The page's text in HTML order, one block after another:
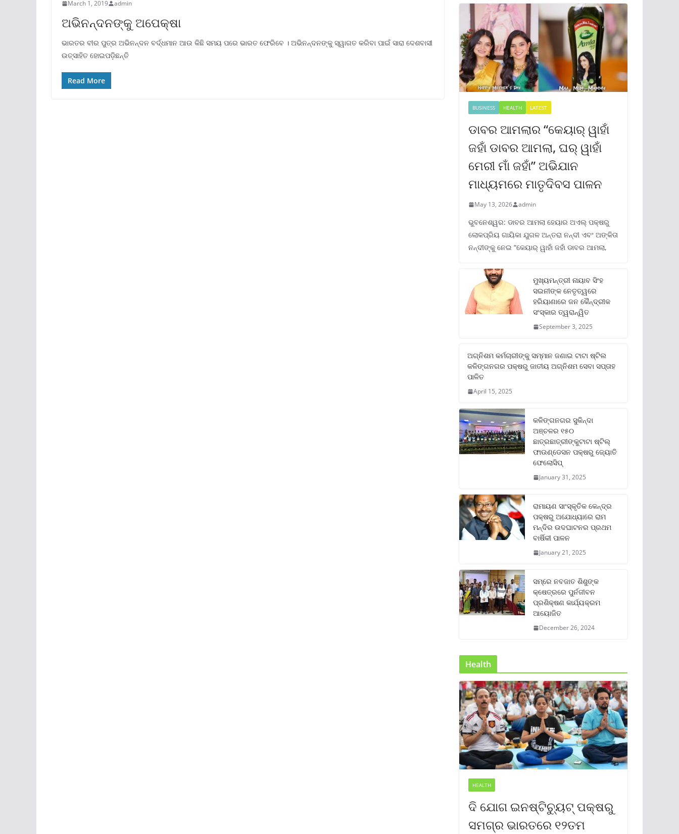
March 1, 2019 admin
ଅଭିନନ୍ଦନଙ୍କୁ ଅପେକ୍ଷା
ଭାରତର ବୀର ପୁତ୍ର ଅଭିନନ୍ଦନ ବର୍ଦ୍ଧମାନ ଆଉ କିଛି ସମୟ ପରେ ଭାରତ ଫେରିବେ । ଅଭିନନ୍ଦନଙ୍କୁ ସ୍ୱାଗତ କରିବା ପାଇଁ ସାରା ଦେଶବାସୀ
ଉତ୍ସାହିତ ହୋଇପଡ଼ିଛନ୍ତି
Read More
BUSINESS HEALTH LATEST
ଡାବର ଆମଲାର “କେୟାର୍ ୱାହାଁ
ଜହାଁ ଡାବର ଆମଲା, ଘର୍ ୱାହାଁ
ମେରୀ ମାଁ ଜହାଁ” ଅଭିଯାନ
ମାଧ୍ୟମରେ ମାତୃଦିବସ ପାଳନ
May 13, 2026 admin
ଭୁବନେଶ୍ୱର: ଡାବର ଆମଲା ହେୟାର ଅଏଲ୍ ପକ୍ଷରୁ
ଲୋକପ୍ରିୟ ଗାୟିକା ଯୁଗଳ ଅନ୍ତରା ନନ୍ଦୀ ଏବଂ ଅଙ୍କିତା
ନନ୍ଦୀଙ୍କୁ ନେଇ “କେୟାର୍ ୱାହାଁ ଜହାଁ ଡାବର ଆମଲା,
ମୁଖ୍ୟମନ୍ତ୍ରୀ ନାୟାବ ସିଂହ
ସଇନୀଙ୍କ ନେତୃତ୍ୱରେ
ହରିୟାଣାରେ ଜନ କୈନ୍ଦ୍ରୀକ
ସଂସ୍କାର ତ୍ୱରାନ୍ୱିତ
September 3, 2025
ଅଗ୍ନିଶମ କର୍ମଚାରୀଙ୍କୁ ସମ୍ମାନ ଜଣାଇ ଟାଟା ଷ୍ଟିଲ
କଳିଙ୍ଗନଗର ପକ୍ଷରୁ ଜାତୀୟ ଅଗ୍ନିଶମ ସେବା ସପ୍ତାହ
ପାଳିତ
April 15, 2025
କଳିଙ୍ଗନଗର ସୁକିନ୍ଦା
ଅଞ୍ଚଳର ୧୫୦
ଛାତ୍ରଛାତ୍ରୀଙ୍କୁଟାଟା ଷ୍ଟିଲ୍
ଫାଉଣ୍ଡେସନ ପକ୍ଷରୁ ଜ୍ୟୋତି
ଫେଲୋସିପ୍‌
January 31, 2025
ରାମାୟଣ ସାଂସ୍କୃତିକ କେନ୍ଦ୍ର
ପକ୍ଷରୁ ଅଯୋଧ୍ୟାରେ ରାମ
ମନ୍ଦିର ଉଦଘାଟନର ପ୍ରଥମ
ବାର୍ଷିକୀ ପାଳନ
January 21, 2025
ସମ୍‌ରେ ନବଜାତ ଶିଶୁଙ୍କ
କ୍ଷେତ୍ରରେ ପୁର୍ନଜୀବନ
ପ୍ରଶିକ୍ଷଣ କାର୍ଯ୍ୟକ୍ରମ
ଆୟୋଜିତ
December 26, 2024
Health
HEALTH
ଦି ଯୋଗ ଇନଷ୍ଟିଚ୍ୟୁଟ୍ ପକ୍ଷରୁ
ସମଗ୍ର ଭାରତରେ ୧୨ତମ